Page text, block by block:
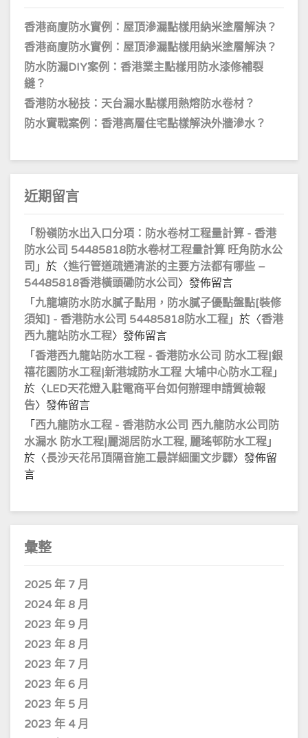
香港商廈防水實例：屋頂滲漏點樣用納米塗層解決？
香港商廈防水實例：屋頂滲漏點樣用納米塗層解決？
防水防漏DIY案例：香港業主點樣用防水漆修補裂
縫？
香港防水秘技：天台漏水點樣用熱熔防水卷材？
防水實戰案例：香港高層住宅點樣解決外牆滲水？
近期留言
「 粉嶺防水出入口分項：防水卷材工程量計算 - 香港
防水公司 54485818防水卷材工程量計算 旺角防水公
司 」於〈進行管道疏通清淤的主要方法都有哪些 –
54485818香港橫頭磡防水公司 〉發佈留言
「 九龍塘防水防水膩子點用，防水膩子優點盤點[裝修
須知] - 香港防水公司 54485818防水工程 」於〈香港
西九龍站防水工程〉發佈留言
「 香港西九龍站防水工程 - 香港防水公司 防水工程|銀
禧花園防水工程|新港城防水工程 大埔中心防水工程 」
於〈LED天花燈入駐電商平台如何辦理申請質檢報
告〉發佈留言
「 西九龍防水工程 - 香港防水公司 西九龍防水公司防
水漏水 防水工程|麗湖居防水工程, 麗瑤邨防水工程 」
於〈長沙天花吊頂隔音施工最詳細圖文步驟〉發佈留
言
彙整
2025 年 7 月
2024 年 8 月
2023 年 9 月
2023 年 8 月
2023 年 7 月
2023 年 6 月
2023 年 5 月
2023 年 4 月